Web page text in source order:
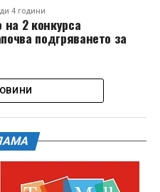
4 години
на 2 конкурса
подгряването за